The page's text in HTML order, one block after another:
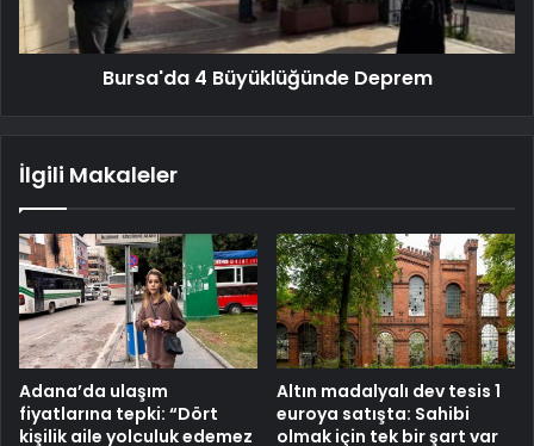
Bursa'da 4 Büyüklüğünde Deprem
İlgili Makaleler
Adana’da ulaşım
fiyatlarına tepki: “Dört
kişilik aile yolculuk edemez
Altın madalyalı dev tesis 1
euroya satışta: Sahibi
olmak için tek bir şart var